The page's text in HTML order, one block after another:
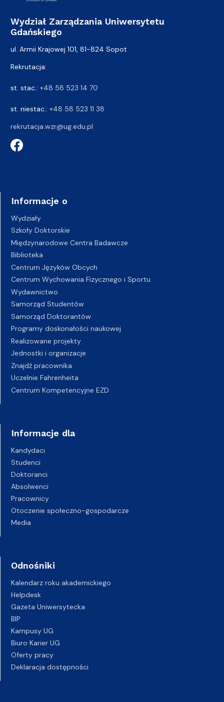
Wydział Zarządzania Uniwersytetu
Gdańskiego
ul. Armii Krajowej 101, 81-824 Sopot
Rekrutacja:
st. stac.: +48 58 523 14 70
st. niestac.: +48 58 523 11 38
rekrutacja.wzr@ug.edu.pl
Informacje o
Wydziały
Szkoły Doktorskie
Międzynarodowe Centra Badawcze
Biblioteka
Centrum Języków Obcych
Centrum Wychowania Fizycznego i Sportu
Wydawnictwo
Samorząd Studentów
Samorząd Doktorantów
Programy doskonałości naukowej
Realizowane projekty
Jednostki i organizacje
Znajdź pracownika
Uczelnie Fahrenheita
Centrum Kompetencyjne EZD
Informacje dla
Kandydaci
Studenci
Doktoranci
Absolwenci
Pracownicy
Otoczenie społeczno-gospodarcze
Media
Odnośniki
Kalendarz roku akademickiego
Helpdesk
Gazeta Uniwersytecka
BIP
Kampusy UG
Biuro Karier UG
Oferty pracy
Deklaracja dostępności